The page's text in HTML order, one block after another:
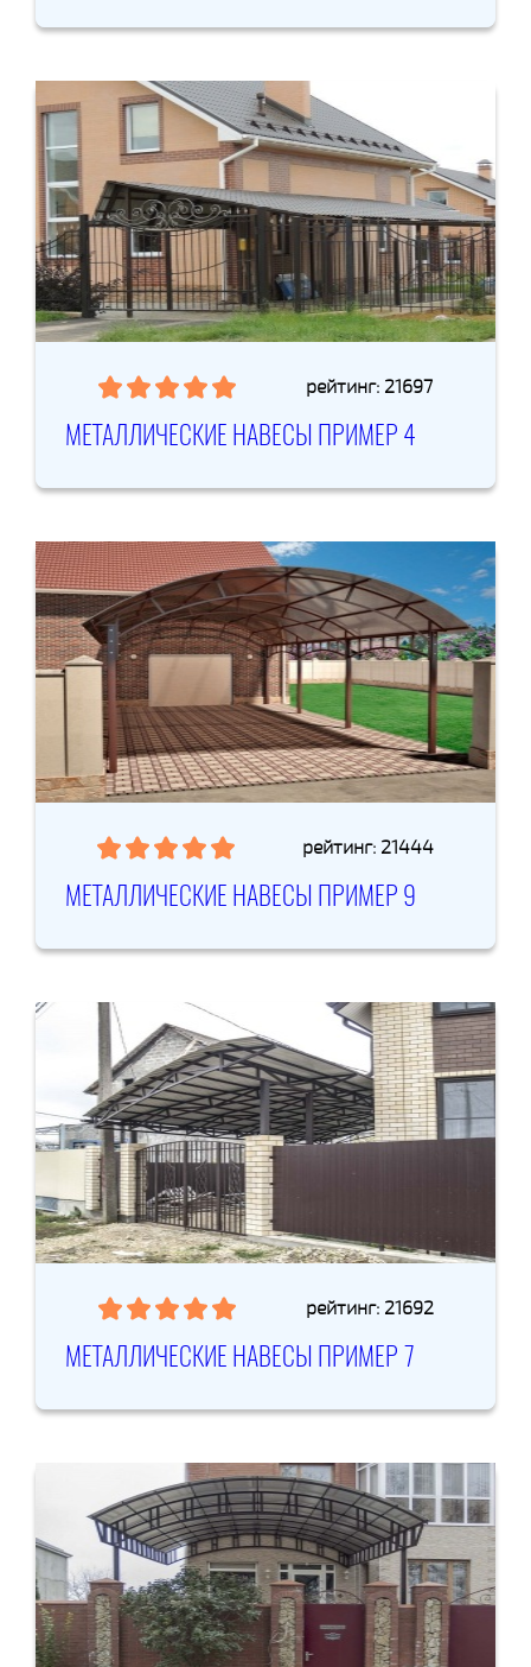
рейтинг: 21697
МЕТАЛЛИЧЕСКИЕ НАВЕСЫ ПРИМЕР 4
рейтинг: 21444
МЕТАЛЛИЧЕСКИЕ НАВЕСЫ ПРИМЕР 9
рейтинг: 21692
МЕТАЛЛИЧЕСКИЕ НАВЕСЫ ПРИМЕР 7